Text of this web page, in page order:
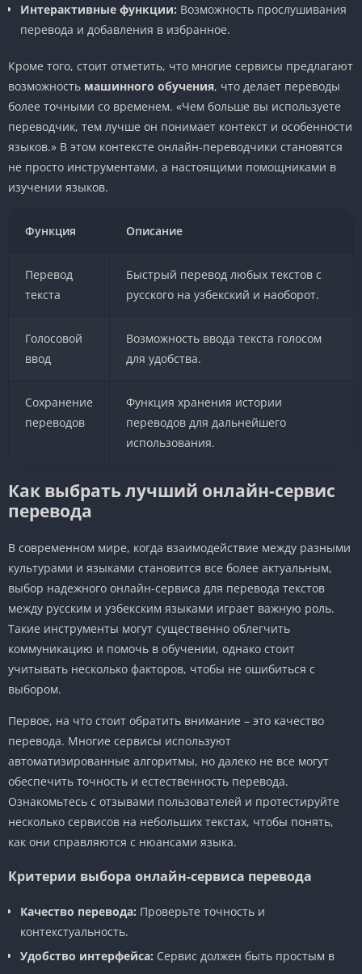
Интерактивные функции: Возможность прослушивания
перевода и добавления в избранное.
Кроме того, стоит отметить, что многие сервисы предлагают
возможность машинного обучения, что делает переводы
более точными со временем. «Чем больше вы используете
переводчик, тем лучше он понимает контекст и особенности
языков.» В этом контексте онлайн-переводчики становятся
не просто инструментами, а настоящими помощниками в
изучении языков.
Функция Описание
Перевод
текста
Быстрый перевод любых текстов с
русского на узбекский и наоборот.
Голосовой
ввод
Возможность ввода текста голосом
для удобства.
Сохранение
переводов
Функция хранения истории
переводов для дальнейшего
использования.
Как выбрать лучший онлайн-сервис
перевода
В современном мире, когда взаимодействие между разными
культурами и языками становится все более актуальным,
выбор надежного онлайн-сервиса для перевода текстов
между русским и узбекским языками играет важную роль.
Такие инструменты могут существенно облегчить
коммуникацию и помочь в обучении, однако стоит
учитывать несколько факторов, чтобы не ошибиться с
выбором.
Первое, на что стоит обратить внимание – это качество
перевода. Многие сервисы используют
автоматизированные алгоритмы, но далеко не все могут
обеспечить точность и естественность перевода.
Ознакомьтесь с отзывами пользователей и протестируйте
несколько сервисов на небольших текстах, чтобы понять,
как они справляются с нюансами языка.
Критерии выбора онлайн-сервиса перевода
Качество перевода: Проверьте точность и
контекстуальность.
Удобство интерфейса: Сервис должен быть простым в